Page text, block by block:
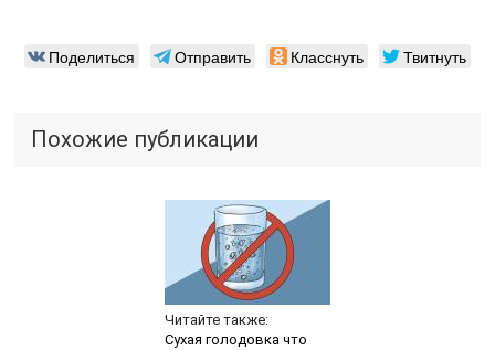
Поделиться Отправить Класснуть Твитнуть
Похожие публикации
Читайте также:
Сухая голодовка что